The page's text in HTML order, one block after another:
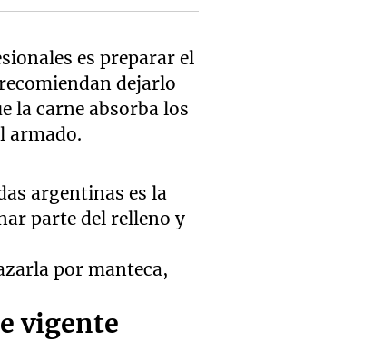
es preparar el
dejarlo
la carne absorba los
armado.
argentinas es la
parte del relleno y
por manteca,
vigente